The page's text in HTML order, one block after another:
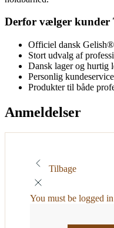
Derfor vælger kunder
Officiel dansk
Stort udvalg af
Dansk lager og hurtig
Personlig
Produkter til både
Anmeldelser
Tilbage
You must be logged